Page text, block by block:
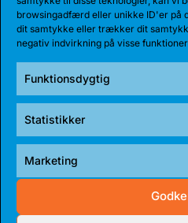
browsingadfærd eller unikke ID'er på
dit samtykke eller trækker dit
negativ indvirkning på visse
Funktionsdygtig
Statistikker
Marketing